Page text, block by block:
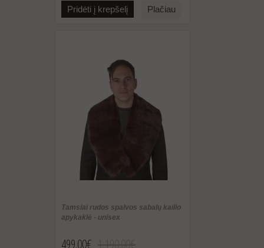
Pridėti į krepšelį Plačiau
Tamsiai rudos spalvos sabalų kailio
apykaklė - unisex
499.00€